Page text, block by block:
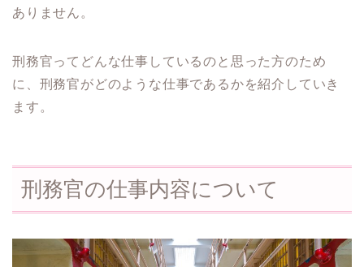
ありません。
刑務官ってどんな仕事しているのと思った方のため
に、刑務官がどのような仕事であるかを紹介していき
ます。
刑務官の仕事内容について